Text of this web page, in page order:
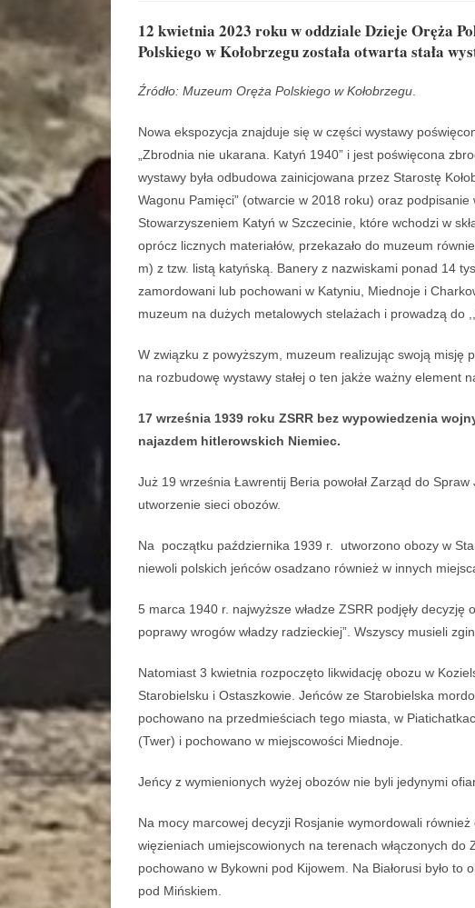
12 kwietnia 2023 roku w oddziale Dzieje Oręża
Polskiego w Kołobrzegu została otwarta stała
Źródło: Muzeum Oręża Polskiego w Kołobrzegu.
Nowa ekspozycja znajduje się w części wystawy
„Zbrodnia nie ukarana. Katyń 1940” i jest poświęcona
wystawy była odbudowa zainicjowana przez Starostę
Wagonu Pamięci” (otwarcie w 2018 roku) oraz
Stowarzyszeniem Katyń w Szczecinie, które wchodzi w
oprócz licznych materiałów, przekazało do muzeum
m) z tzw. listą katyńską. Banery z nazwiskami ponad 14
zamordowani lub pochowani w Katyniu, Miednoje i
muzeum na dużych metalowych stelażach i prowadzą do
W związku z powyższym, muzeum realizując swoją misję
na rozbudowę wystawy stałej o ten jakże ważny element
17 września 1939 roku ZSRR bez wypowiedzenia
najazdem hitlerowskich Niemiec.
Już 19 września Ławrentij Beria powołał Zarząd do
utworzenie sieci obozów.
Na początku października 1939 r. utworzono obozy w
niewoli polskich jeńców osadzano również w innych
5 marca 1940 r. najwyższe władze ZSRR podjęły
poprawy wrogów władzy radzieckiej”. Wszyscy musieli
Natomiast 3 kwietnia rozpoczęto likwidację obozu w
Starobielsku i Ostaszkowie. Jeńców ze Starobielska
pochowano na przedmieściach tego miasta, w
(Twer) i pochowano w miejscowości Miednoje.
Jeńcy z wymienionych wyżej obozów nie byli jedynymi
Na mocy marcowej decyzji Rosjanie wymordowali
więzieniach umiejscowionych na terenach włączonych
pochowano w Bykowni pod Kijowem. Na Białorusi było
pod Mińskiem.